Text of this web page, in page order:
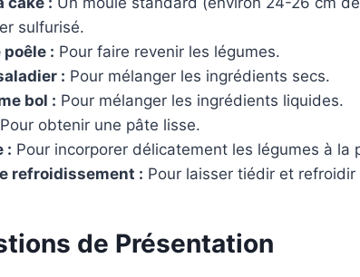
sulfurisé.
poêle : Pour faire revenir les légumes.
: Pour mélanger les ingrédients secs.
bol : Pour mélanger les ingrédients liquides.
Pour obtenir une pâte lisse.
: Pour incorporer délicatement les légumes à la
refroidissement : Pour laisser tiédir et refroidir
de Présentation